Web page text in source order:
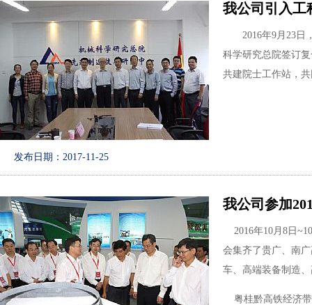
庆的投资发展给予
图为
我公司引入工
2016年9月23日，
科学研究总院签订
共建院士工作站，
发布日期：2017-11-25
我公司参加
2016年10月8日
会集齐了贵广、南
车、高端装备制造
粤桂黔高铁经济带